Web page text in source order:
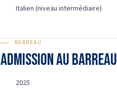
Italien (niveau intermédiaire)
BARREAU
ADMISSION AU BARREAU
2025